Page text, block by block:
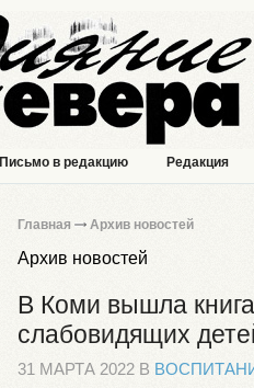
Письмо в редакцию Редакция
Главная Архив новостей
Архив новостей
В Коми вышла
слабовидящих
31 МАРТА 2022 В